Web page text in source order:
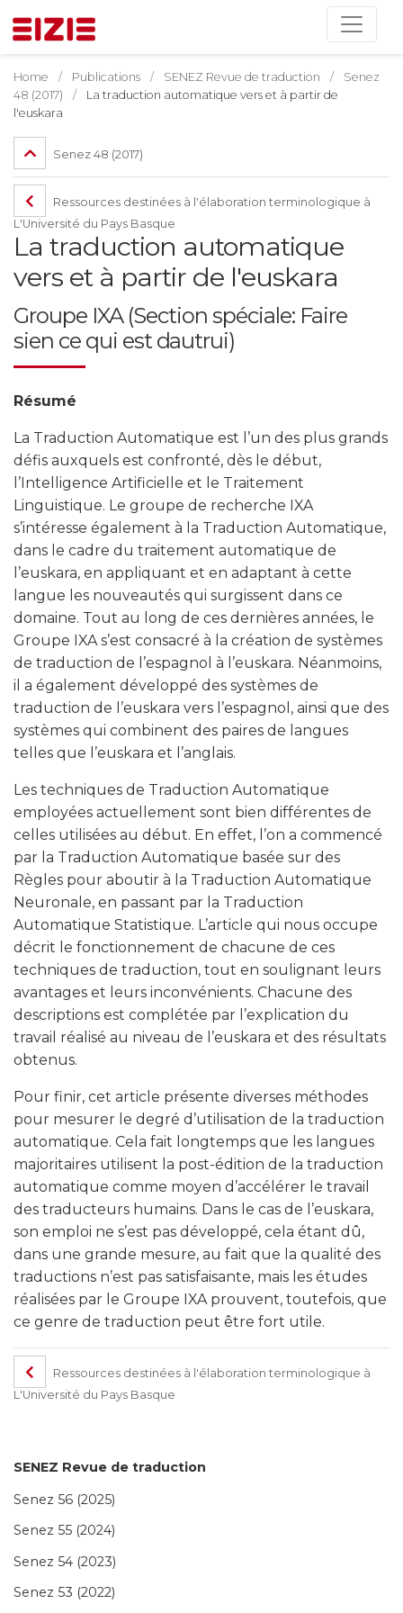
SENEZ Revue de traduction
Senez 56 (2025)
Senez 55 (2024)
Senez 54 (2023)
Senez 53 (2022)
Home Publications SENEZ Revue de traduction
Senez
48 (2017)
La traduction automatique vers et à partir de
l'euskara
Senez 48 (2017)
Ressources destinées à l'élaboration terminologique à
L'Université du Pays Basque
La traduction automatique
vers et à partir de l'euskara
Groupe IXA (Section spéciale: Faire
sien ce qui est dautrui)
Résumé
La Traduction Automatique est l’un des plus grands
défis auxquels est confronté, dès le début,
l’Intelligence Artificielle et le Traitement
Linguistique. Le groupe de recherche IXA
s’intéresse également à la Traduction Automatique,
dans le cadre du traitement automatique de
l’euskara, en appliquant et en adaptant à cette
langue les nouveautés qui surgissent dans ce
domaine. Tout au long de ces dernières années, le
Groupe IXA s’est consacré à la création de systèmes
de traduction de l’espagnol à l’euskara. Néanmoins,
il a également développé des systèmes de
traduction de l’euskara vers l’espagnol, ainsi que des
systèmes qui combinent des paires de langues
telles que l’euskara et l’anglais.
Les techniques de Traduction Automatique
employées actuellement sont bien différentes de
celles utilisées au début. En effet, l’on a commencé
par la Traduction Automatique basée sur des
Règles pour aboutir à la Traduction Automatique
Neuronale, en passant par la Traduction
Automatique Statistique. L’article qui nous occupe
décrit le fonctionnement de chacune de ces
techniques de traduction, tout en soulignant leurs
avantages et leurs inconvénients. Chacune des
descriptions est complétée par l’explication du
travail réalisé au niveau de l’euskara et des résultats
obtenus.
Pour finir, cet article présente diverses méthodes
pour mesurer le degré d’utilisation de la traduction
automatique. Cela fait longtemps que les langues
majoritaires utilisent la post-édition de la traduction
automatique comme moyen d’accélérer le travail
des traducteurs humains. Dans le cas de l’euskara,
son emploi ne s’est pas développé, cela étant dû,
dans une grande mesure, au fait que la qualité des
traductions n’est pas satisfaisante, mais les études
réalisées par le Groupe IXA prouvent, toutefois, que
ce genre de traduction peut être fort utile.
Ressources destinées à l'élaboration terminologique à
L'Université du Pays Basque